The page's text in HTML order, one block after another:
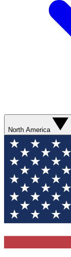
North America